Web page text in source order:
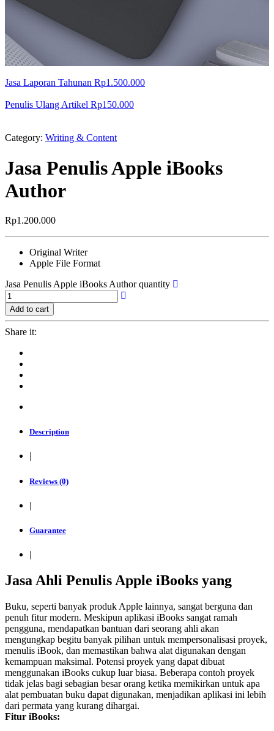
Jasa Laporan Tahunan Rp1.500.000
Penulis Ulang Artikel Rp150.000
Category: Writing & Content
Jasa Penulis Apple iBooks
Author
Rp1.200.000
Original Writer
Apple File Format
Jasa Penulis Apple iBooks Author quantity
Add to cart
Share it:
Description
Reviews (0)
|
Guarantee
|
Jasa Ahli Penulis Apple iBooks yang
Buku, seperti banyak produk Apple lainnya, sangat berguna dan
penuh fitur modern. Meskipun aplikasi iBooks sangat ramah
pengguna, mendapatkan bantuan dari seorang ahli akan
mengungkap begitu banyak pilihan untuk mempersonalisasi proyek,
menulis iBook, dan memastikan bahwa alat digunakan dengan
kemampuan maksimal. Potensi proyek yang dapat dibuat
menggunakan iBooks cukup luar biasa. Beberapa contoh proyek
tidak jelas bagi sebagian besar orang ketika memikirkan untuk apa
alat pembuatan buku dapat digunakan, menjadikan aplikasi ini lebih
dari permata yang kurang dihargai.
Fitur iBooks: